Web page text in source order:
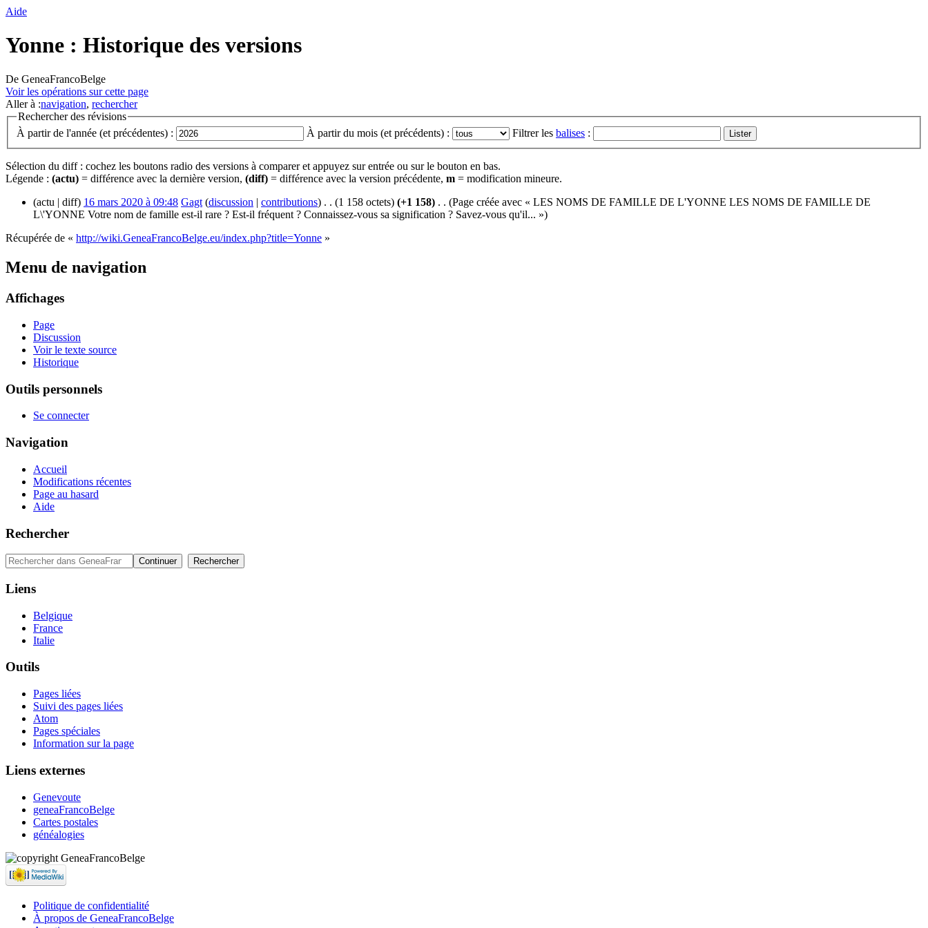
Aide
Yonne : Historique des versions
De GeneaFrancoBelge
Voir les opérations sur cette page
Aller à :navigation, rechercher
Rechercher des révisions
À partir de l'année (et précédentes) :
À partir du mois (et précédents) : Filtrer les balises :
Sélection du diff : cochez les boutons radio des versions à comparer et appuyez sur entrée ou sur le bouton en bas.
Légende : (actu) = différence avec la dernière version, (diff) = différence avec la version précédente, m = modification mineure.
(actu | diff) 16 mars 2020 à 09:48 Gagt (discussion contributions) . . (1 158 octets) (+1 158) . . (Page créée avec « LES NOMS DE FAMILLE DE L'YONNE LES NOMS DE FAMILLE DE
L\'YONNE Votre nom de famille est-il rare ? Est-il fréquent ? Connaissez-vous sa signification ? Savez-vous qu'il... »)
Récupérée de « http://wiki.GeneaFrancoBelge.eu/index.php?title=Yonne »
Menu de navigation
Affichages
Page
Discussion
Voir le texte source
Historique
Outils personnels
Se connecter
Navigation
Accueil
Modifications récentes
Page au hasard
Aide
Rechercher
Liens
Belgique
France
Italie
Outils
Pages liées
Suivi des pages liées
Atom
Pages spéciales
Information sur la page
Liens externes
Genevoute
geneaFrancoBelge
Cartes postales
généalogies
Politique de confidentialité
À propos de GeneaFrancoBelge